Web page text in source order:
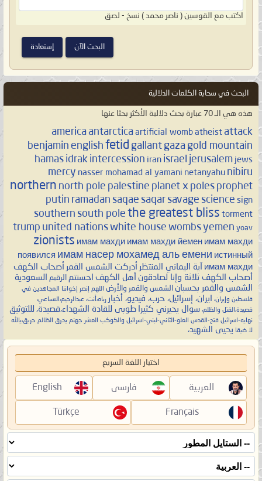
اكتب مع القوسين ( ناصر محمد ) نسخ - لصق
البحث في سحابة الكلمات الدلالية
هذه هي الـ 70 عبارة بحث دلالية الأكثر بحثا عنها
america antarctica artificial womb atheist attack
benjamin english fetid gallant gaza gold mountain
hamas idrak intercession iran israel jerusalem jews
mercy nasser mohamad al yamani netanyahu nibiru
northern north pole palestine planet x poles prophet
putin ramadan saqae saqar savage science sign
southern south pole the greatest bliss torment
trump united nationswhite house wombsyemen yoav
zionists имам махди имам махди йемен имам махди
появился имам насер мохамед аль емени истинный
имам махди آية اليماني المنتظر أدركت الشمس القمر أصحاب الكهف
أصحاب الكهف ثلاثة وإنا لصادقون أهل الكهف احسنتم الرقيم السعودية
الشمس والقمر بحسبان الشمس والقمر والأرض اللهم إنصر إخواننا المجاهدين في
فلسطين وإيران، ايران، إسرائيل، حرب، فيديو، أخبار رباه،أنت، عبدالرحيم،السباعي،
قصيدة،القتل والظلم، سوال يحيرني كثيرا طوبى للقادة الشهداء،قصيدة، لللتوثيق
نهايه-اسرائيل فتح-القدس العلو-الثاني-لبني-اسرائيل والكوكب العشر جهنم يحرق الظالم حريق،يالله
لا ضيقا يحيى الشهيد،
اختيار اللغة السريع
العربية فارسی English
Français
Türkçe